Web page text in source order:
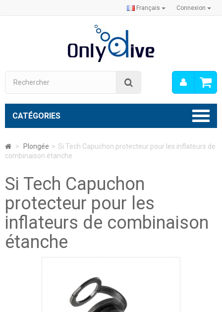
Connexion
Français
Mon
CATÉGORIES
> Plongée > Si Tech Capuchon protecteur pour les inflateurs de
combinaison étanche
Si Tech Capuchon
protecteur pour les
inflateurs de combinaison
étanche